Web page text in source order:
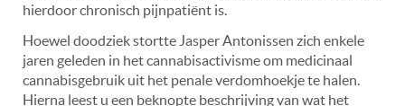
hierdoor chronisch pijnpatiënt is.
Hoewel doodziek stortte Jasper Antonissen zich enkele
jaren geleden in het cannabisactivisme om medicinaal
cannabisgebruik uit het penale verdomhoekje te halen.
Hierna leest u een beknopte beschrijving van wat het